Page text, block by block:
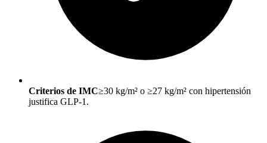
Criterios de IMC≥30 kg/m² o ≥27 kg/m² con hipertensión
justifica GLP-1.